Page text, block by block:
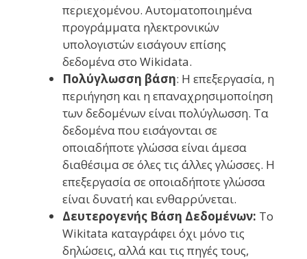
περιεχομένου. Αυτοματοποιημένα
προγράμματα ηλεκτρονικών
υπολογιστών εισάγουν επίσης
δεδομένα στο Wikidata.
Πολύγλωσση βάση: Η επεξεργασία, η
περιήγηση και η επαναχρησιμοποίηση
των δεδομένων είναι πολύγλωσση. Τα
δεδομένα που εισάγονται σε
οποιαδήποτε γλώσσα είναι άμεσα
διαθέσιμα σε όλες τις άλλες γλώσσες. Η
επεξεργασία σε οποιαδήποτε γλώσσα
είναι δυνατή και ενθαρρύνεται.
Δευτερογενής Βάση Δεδομένων: Το
Wikitata καταγράφει όχι μόνο τις
δηλώσεις, αλλά και τις πηγές τους,